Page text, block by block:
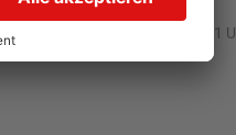
05.08.2026, 07:31